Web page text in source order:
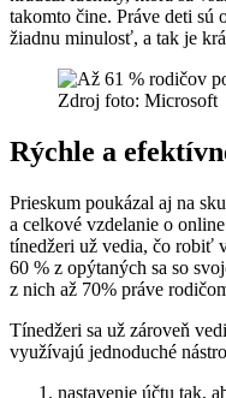
takomto čine. Práve deti
žiadnu minulosť, a tak je
Zdroj foto: Microsoft
Rýchle a
Prieskum poukázal aj na
a celkové vzdelanie o
tínedžeri už vedia, čo robiť
60 % z opýtaných sa so
z nich až 70% práve
Tínedžeri sa už zároveň
využívajú jednoduché
nastavenie účtu tak,